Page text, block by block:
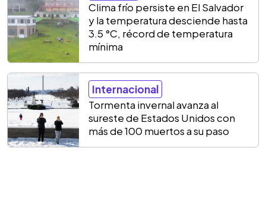
Clima frío persiste en El Salvador
y la temperatura desciende hasta
3.5 °C, récord de temperatura
mínima
Internacional
Tormenta invernal avanza al
sureste de Estados Unidos con
más de 100 muertos a su paso